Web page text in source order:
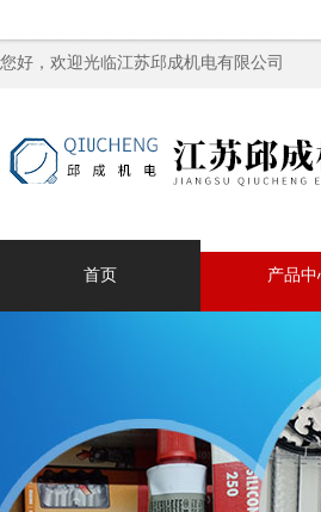
您好，欢迎光临江苏邱成机电有限公司
首页 产品中